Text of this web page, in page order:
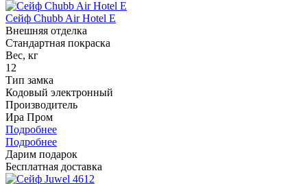
Сейф Chubb Air Hotel E
Внешняя отделка
Стандартная покраска
Вес, кг
12
Тип замка
Кодовый электронный
Производитель
Ира Пром
Подробнее
Подробнее
Дарим подарок
Бесплатная доставка